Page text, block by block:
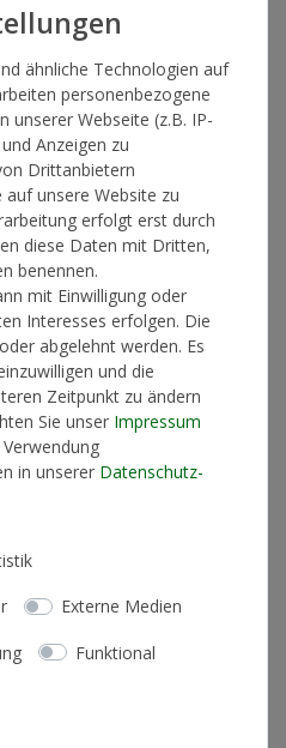
CD + SHCML
& SHCML Shirt in Weiss.
ähnliche Technologien auf
personenbezogene
unserer Webseite (z.B. IP-
Anzeigen zu
Drittanbietern
unsere Website zu
erfolgt erst durch
diese Daten mit Dritten,
benennen.
mit Einwilligung oder
Interesses erfolgen. Die
abgelehnt werden. Es
und die
Zeitpunkt zu ändern
Sie unser Impressum
in unserer Daten­schutz­
Externe Medien
Funktional